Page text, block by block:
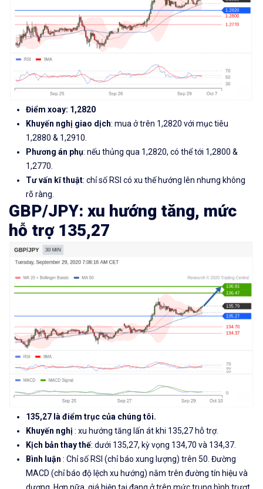
Điểm xoay: 1,2820
Khuyến nghị giao dịch: mua ở trên 1,2820 với mục tiêu
1,2880 & 1,2910.
Phương án phụ: nếu thủng qua 1,2820, có thể tới 1,2800 &
1,2770.
Tư vấn kĩ thuật: chỉ số RSI có xu thế hướng lên nhưng không
rõ ràng.
GBP/JPY: xu hướng tăng, mức
hỗ trợ 135,27
135,27 là điểm trục của chúng tôi.
Khuyến nghị : xu hướng tăng lấn át khi 135,27 hỗ trợ.
Kịch bản thay thế: dưới 135,27, kỳ vọng 134,70 và 134,37.
Bình luận : Chỉ số RSI (chỉ báo xung lượng) trên 50. Đường
MACD (chỉ báo độ lệch xu hướng) nằm trên đường tín hiệu và